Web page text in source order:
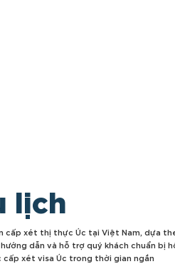
lịch
cấp xét thị thực Úc tại Việt Nam, dựa
dẫn và hỗ trợ quý khách chuẩn bị
xét visa Úc trong thời gian ngắn